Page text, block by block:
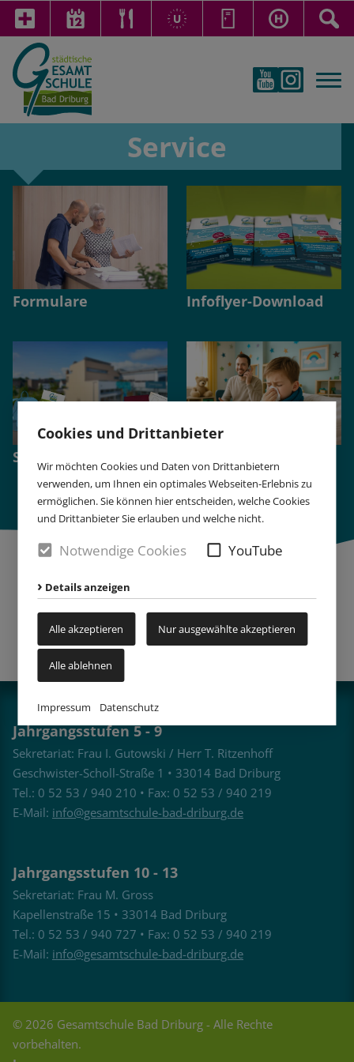
Cookies und Drittanbieter
Wir möchten Cookies und Daten von Drittanbietern
verwenden, um Ihnen ein optimales Webseiten-Erlebnis zu
ermöglichen. Sie können hier entscheiden, welche Cookies
und Drittanbieter Sie erlauben und welche nicht.
Notwendige Cookies YouTube
Details anzeigen
Alle akzeptieren Nur ausgewählte akzeptieren
Alle ablehnen
Impressum Datenschutz
Service
Formulare Infoflyer-Download
Schulanmeldung
Jahrgangsstufen 5 - 9
Sekretariat: Frau I. Gutowski / Herr T. Ritzenhoff
Geschwister-Scholl-Straße 1 • 33014 Bad Driburg
Tel.: 0 52 53 / 940 210 • Fax: 0 52 53 / 940 219
E-Mail: info@gesamtschule-bad-driburg.de
Jahrgangsstufen 10 - 13
Sekretariat: Frau M. Gross
Kapellenstraße 15 • 33014 Bad Driburg
Tel.: 0 52 53 / 940 727 • Fax: 0 52 53 / 940 219
E-Mail: info@gesamtschule-bad-driburg.de
© 2026 Gesamtschule Bad Driburg - Alle Rechte
vorbehalten.